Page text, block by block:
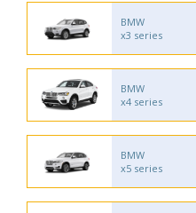
BMW
x3 series
BMW
x4 series
BMW
x5 series